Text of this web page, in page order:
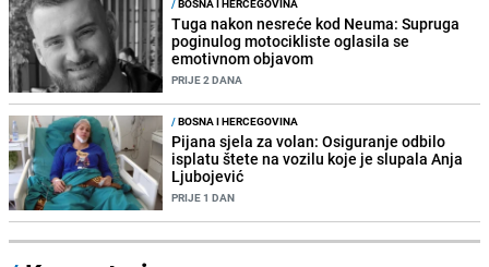
/ BOSNA I HERCEGOVINA
Tuga nakon nesreće kod Neuma: Supruga
poginulog motocikliste oglasila se
emotivnom objavom
PRIJE 2 DANA
/BOSNA I HERCEGOVINA
Pijana sjela za volan: Osiguranje odbilo
isplatu štete na vozilu koje je slupala Anja
Ljubojević
PRIJE 1 DAN